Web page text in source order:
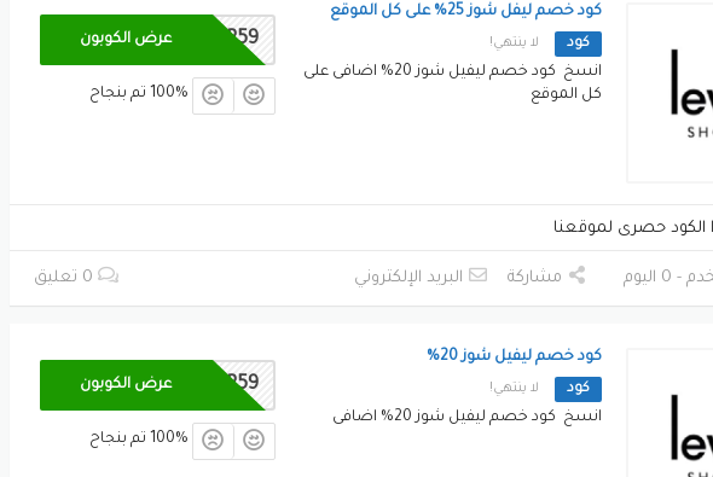
كود خصم ليفل شوز 25% على كل الموقع
كود لا ينتهي!
انسخ كود خصم ليفيل شوز 20% اضافى على
كل الموقع
CP59 عرض الكوبون
100% تم بنجاح
الكود حصرى لموقعنا
مشاركة البريد الإلكتروني
كود خصم ليفيل شوز 20%
كود لا ينتهي!
انسخ كود خصم ليفيل شوز 20% اضافى
CP59 عرض الكوبون
100% تم بنجاح